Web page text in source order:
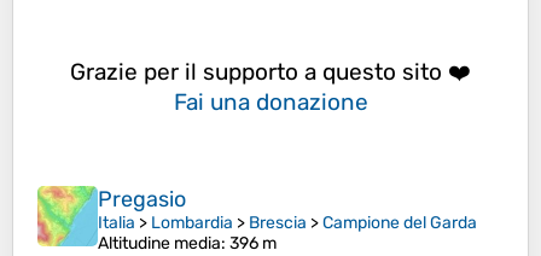
Grazie per il supporto a questo sito ❤️
Fai una donazione
Pregasio
Italia > Lombardia > Brescia >Campione del Garda
Altitudine media: 396 m